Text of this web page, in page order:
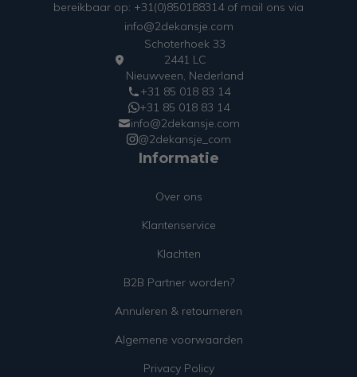
bereikbaar op: +31(0)850188314 of mail ons via
info@2dekansje.com
Schoterhoek 33
2441 LC
Nieuwveen, Nederland
+31 85 018 83 14
+31 85 018 83 14
info@2dekansje.com
@2dekansje_com
Informatie
Over ons
Klantenservice
Klachten
B2B Partner worden?
Annuleren & retourneren
Algemene voorwaarden
Privacy Policy